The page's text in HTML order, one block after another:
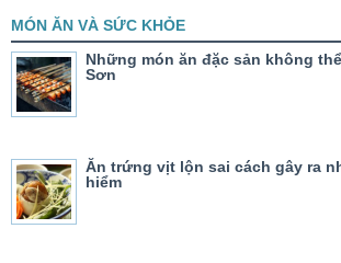
MÓN ĂN VÀ SỨC KHỎE
Những món ăn đặc sản không
Sơn
Ăn trứng vịt lộn sai cách gây ra
hiểm